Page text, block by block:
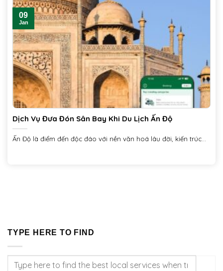
Dịch Vụ Đưa Đón Sân Bay Khi Du Lịch Ấn Độ
Ấn Độ là điểm đến độc đáo với nền văn hoá lâu đời, kiến trúc...
09
Jan
TYPE HERE TO FIND